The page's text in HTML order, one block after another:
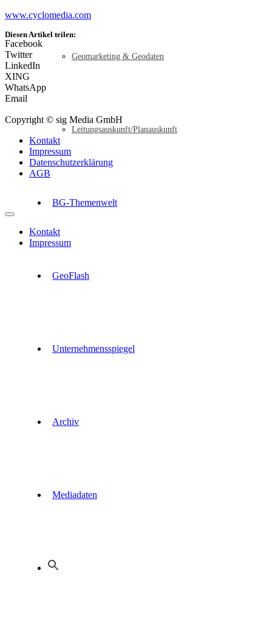
Geomarketing & Geodaten
Leitungsauskunft/Planauskunft
BG-Themenwelt
GeoFlash
Unternehmensspiegel
Archiv
Mediadaten
www.cyclomedia.com
Diesen Artikel teilen:
Facebook
Twitter
LinkedIn
XING
WhatsApp
Email
Copyright © sig Media GmbH
Kontakt
Impressum
Datenschutzerklärung
AGB
Kontakt
Impressum